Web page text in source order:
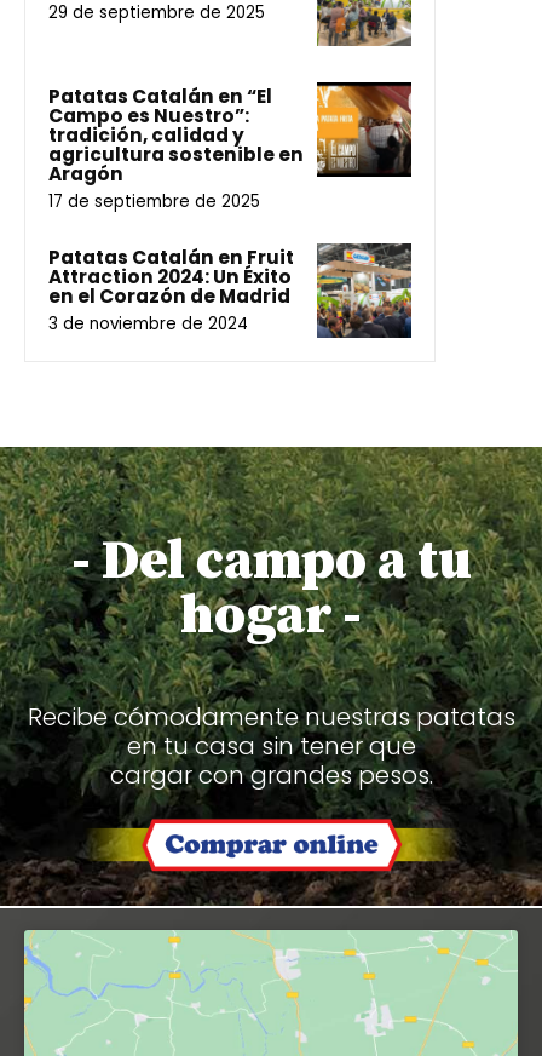
29 de septiembre de 2025
Patatas Catalán en “El
Campo es Nuestro”:
tradición, calidad y
agricultura sostenible en
Aragón
17 de septiembre de 2025
Patatas Catalán en Fruit
Attraction 2024: Un Éxito
en el Corazón de Madrid
3 de noviembre de 2024
- Del campo a tu
hogar -
Recibe cómodamente nuestras patatas
en tu casa sin tener que
cargar con grandes pesos.